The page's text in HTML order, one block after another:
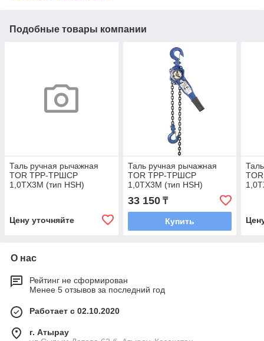
Подобные товары компании
Таль ручная рычажная
TOR ТРР-ТРШСР
1,0ТХ3М (тип HSH)
Цену уточняйте
Таль ручная рычажная
TOR ТРР-ТРШСР
1,0ТХ3М (тип HSH)
33 150₸
Купить
О нас
Рейтинг не сформирован
Менее 5 отзывов за последний год
Работает с 02.10.2020
г. Атырау